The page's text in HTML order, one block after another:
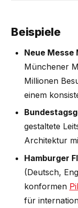
Beispiele
Neue Messe
Münchener
Millionen
einem
gestaltete
Architektur
Hamburger
(Deutsch,
konformen
für